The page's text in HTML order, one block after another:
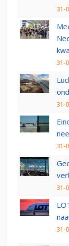
31-
31-
31-
31-
31-
31-